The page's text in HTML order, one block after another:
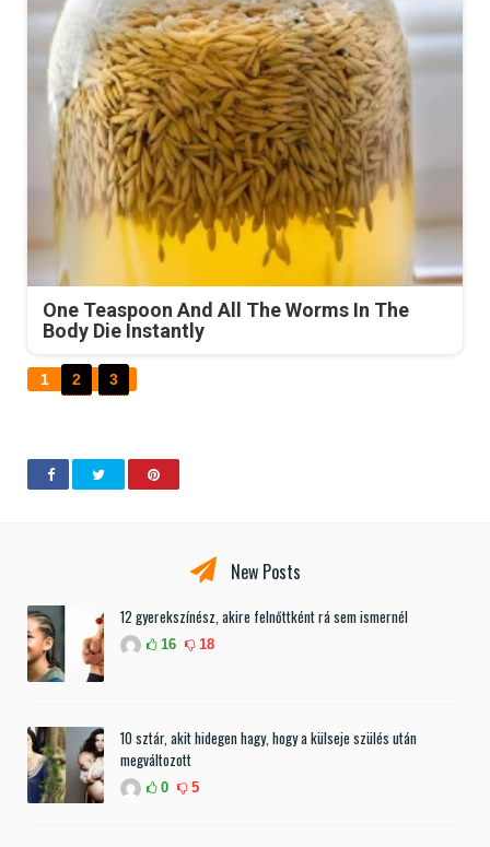
One Teaspoon And All The Worms In The
Body Die Instantly
1 2 3
New Posts
12 gyerekszínész, akire felnőttként rá sem ismernél
16 18
10 sztár, akit hidegen hagy, hogy a külseje szülés után
megváltozott
0 5